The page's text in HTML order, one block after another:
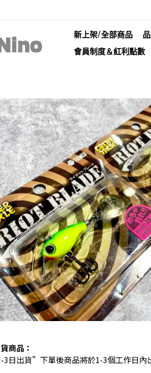
新上架/全部商品
會員制度＆紅利點數
商品：
日出貨”下單後商品將於1-3個工作日內